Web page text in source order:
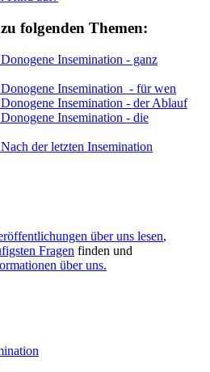
folgenden Themen:
Insemination - ganz
Insemination - für wen
Insemination - der Ablauf
Insemination - die
der letzten Insemination
über uns lesen,
Fragen finden und
über uns.